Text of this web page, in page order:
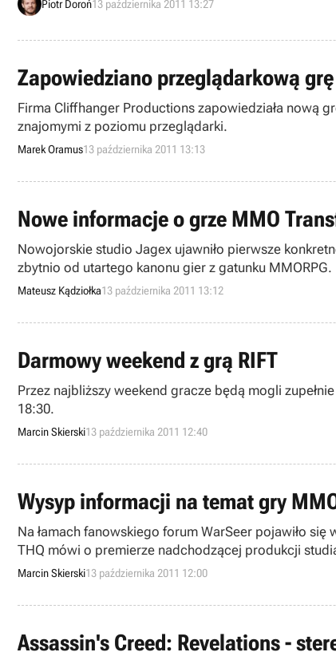
Piotr Doroń13 października 2011 13:27
Zapowiedziano przeglądarkową
Firma Cliffhanger Productions zapowiedziała nową
znajomymi z poziomu przeglądarki.
Marek Oramus13 października 2011 13:13
Nowe informacje o grze MMO
Nowojorskie studio Jagex ujawniło pierwsze
zbytnio od utartego kanonu gier z gatunku MMORPG.
Mateusz Kądziołka13 października 2011 13:12
Darmowy weekend z grą RIFT
Przez najbliższy weekend gracze będą mogli
18:30.
Marcin Skierski13 października 2011 12:40
Wysyp informacji na temat gry
Na łamach fanowskiego forum WarSeer pojawiło
THQ mówi o premierze nadchodzącej produkcji
Marcin Skierski13 października 2011 12:00
Assassin's Creed: Revelations -